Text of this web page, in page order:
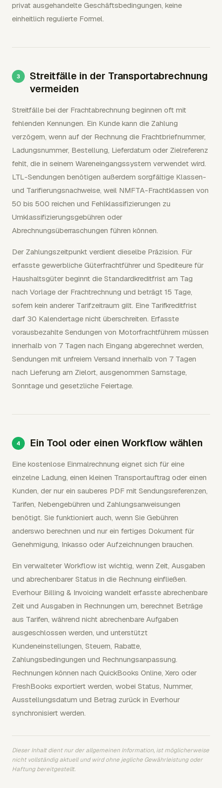
privat ausgehandelte Geschäftsbedingungen, keine
einheitlich regulierte Formel.
Streitfälle in der Transportabrechnung
vermeiden
Streitfälle bei der Frachtabrechnung beginnen oft mit
fehlenden Kennungen. Ein Kunde kann die Zahlung
verzögern, wenn auf der Rechnung die Frachtbriefnummer,
Ladungsnummer, Bestellung, Lieferdatum oder Zielreferenz
fehlt, die in seinem Wareneingangssystem verwendet wird.
LTL-Sendungen benötigen außerdem sorgfältige Klassen-
und Tarifierungsnachweise, weil NMFTA-Frachtklassen von
50 bis 500 reichen und Fehlklassifizierungen zu
Umklassifizierungsgebühren oder
Abrechnungsüberraschungen führen können.
Der Zahlungszeitpunkt verdient dieselbe Präzision. Für
erfasste gewerbliche Güterfrachtführer und Spediteure für
Haushaltsgüter beginnt die Standardkreditfrist am Tag
nach Vorlage der Frachtrechnung und beträgt 15 Tage,
sofern kein anderer Tarifzeitraum gilt. Eine Tarifkreditfrist
darf 30 Kalendertage nicht überschreiten. Erfasste
vorausbezahlte Sendungen von Motorfrachtführern müssen
innerhalb von 7 Tagen nach Eingang abgerechnet werden,
Sendungen mit unfreiem Versand innerhalb von 7 Tagen
nach Lieferung am Zielort, ausgenommen Samstage,
Sonntage und gesetzliche Feiertage.
Ein Tool oder einen Workflow wählen
Eine kostenlose Einmalrechnung eignet sich für eine
einzelne Ladung, einen kleinen Transportauftrag oder einen
Kunden, der nur ein sauberes PDF mit Sendungsreferenzen,
Tarifen, Nebengebühren und Zahlungsanweisungen
benötigt. Sie funktioniert auch, wenn Sie Gebühren
anderswo berechnen und nur ein fertiges Dokument für
Genehmigung, Inkasso oder Aufzeichnungen brauchen.
Ein verwalteter Workflow ist wichtig, wenn Zeit, Ausgaben
und abrechenbarer Status in die Rechnung einfließen.
Everhour Billing & Invoicing wandelt erfasste abrechenbare
Zeit und Ausgaben in Rechnungen um, berechnet Beträge
aus Tarifen, während nicht abrechenbare Aufgaben
ausgeschlossen werden, und unterstützt
Kundeneinstellungen, Steuern, Rabatte,
Zahlungsbedingungen und Rechnungsanpassung.
Rechnungen können nach QuickBooks Online, Xero oder
FreshBooks exportiert werden, wobei Status, Nummer,
Ausstellungsdatum und Betrag zurück in Everhour
synchronisiert werden.
Dieser Inhalt dient nur der allgemeinen Information, ist möglicherweise
nicht vollständig aktuell und wird ohne jegliche Gewährleistung oder
Haftung bereitgestellt.